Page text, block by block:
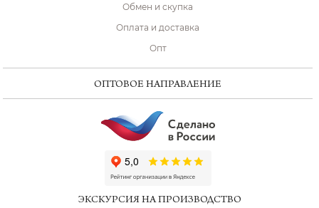
Обмен и скупка
Оплата и доставка
Опт
ОПТОВОЕ НАПРАВЛЕНИЕ
ЭКСКУРСИЯ НА ПРОИЗВОДСТВО